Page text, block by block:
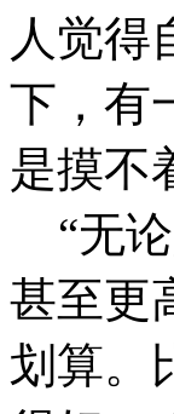
人觉得
下，有
是摸不
“无论
甚至更
划算。